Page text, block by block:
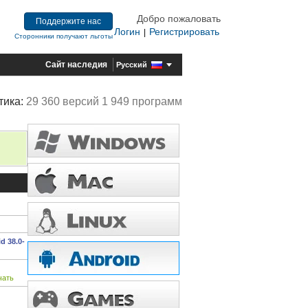
Поддержите нас
Сторонники получают льготы
Добро пожаловать
Логин
Регистрировать
Сайт наследия Русский
29 360 версий 1 949 программ
38.0-